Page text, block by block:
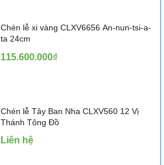
Chén lễ xi vàng CLXV6656 An-nun-tsi-a-
ta 24cm
115.600.000₫
Chén lễ Tây Ban Nha CLXV560 12 Vị
Thánh Tông Đồ
Liên hệ